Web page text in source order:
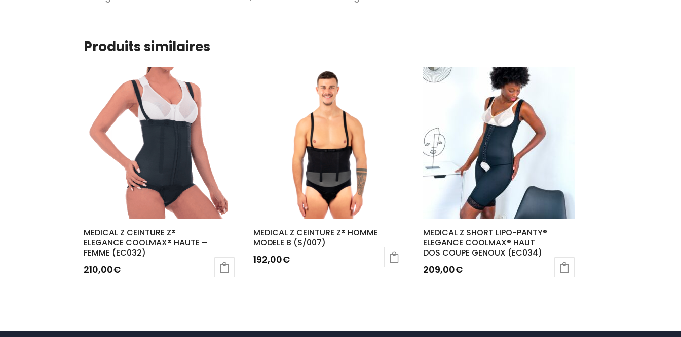
Produits similaires
MEDICAL Z CEINTURE Z®
ELEGANCE COOLMAX® HAUTE –
FEMME (EC032)
210,00€
MEDICAL Z CEINTURE Z® HOMME
MODELE B (S/007)
192,00€
MEDICAL Z SHORT LIPO-PANTY®
ELEGANCE COOLMAX® HAUT
DOS COUPE GENOUX (EC034)
209,00€